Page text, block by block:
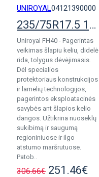
UNIROYAL04121390000
235/75R17.5 132/130M Uniroyal FH40 pad.
Uniroyal FH40 - Pagerintas
veikimas šlapiu keliu, didelė
rida, tolygus dėvėjimasis.
Dėl specialios
protektoriaus konstrukcijos
ir lamelių technologijos,
pagerintos eksploatacinės
savybės ant šlapios kelio
dangos. Užtikrina nuoseklų
sukibimą ir saugumą
regioniniuose ir ilgo
atstumo maršrutuose.
Patob..
306.66€ 251.46€